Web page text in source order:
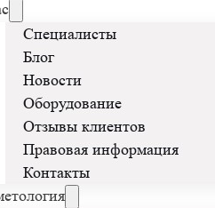
Специалисты
Блог
Новости
Оборудование
Отзывы клиентов
Правовая информация
Контакты